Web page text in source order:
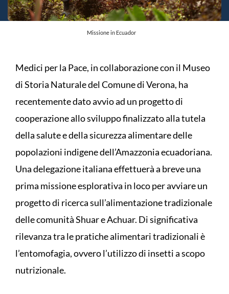
Missione in Ecuador
Medici per la Pace, in collaborazione con il Museo
di Storia Naturale del Comune di Verona, ha
recentemente dato avvio ad un progetto di
cooperazione allo sviluppo finalizzato alla tutela
della salute e della sicurezza alimentare delle
popolazioni indigene dell’Amazzonia ecuadoriana.
Una delegazione italiana effettuerà a breve una
prima missione esplorativa in loco per avviare un
progetto di ricerca sull’alimentazione tradizionale
delle comunità Shuar e Achuar. Di significativa
rilevanza tra le pratiche alimentari tradizionali è
l’entomofagia, ovvero l’utilizzo di insetti a scopo
nutrizionale.